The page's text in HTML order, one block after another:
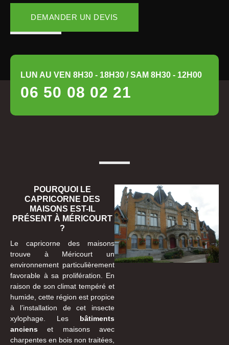
DEMANDER UN DEVIS
LUN AU VEN 8H30 - 18H30 / SAM 8H30 - 12H00
06 50 08 02 21
POURQUOI LE
CAPRICORNE DES
MAISONS EST-IL
PRÉSENT À MÉRICOURT
?
Le capricorne des maisons
trouve à Méricourt un
environnement particulièrement
favorable à sa prolifération. En
raison de son climat tempéré et
humide, cette région est propice
à l’installation de cet insecte
xylophage. Les bâtiments
anciens et maisons avec
charpentes en bois non traitées,